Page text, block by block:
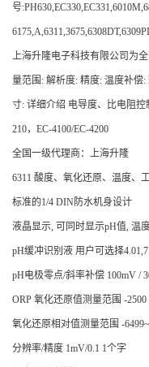
号
上海升隆电子科技有限公司为
量范围: 解析度: 精度: 温度补偿
寸: 详细介绍 电导度、比电阻控
210，EC-4100/EC-4200
全国一级代理商：上海升隆
6311 酸度、氧化还原、温度、
标准的1/4 DIN防水机身设计
液晶显示, 可同时显示pH值, 温
pH缓冲识别液 用户可选择
pH电极零点/斜率补偿 100mV /
ORP 氧化还原值测量范围 -2500
氧化还原相对值测量范围 -
分辨率/精度 1mV/0.1 1个字